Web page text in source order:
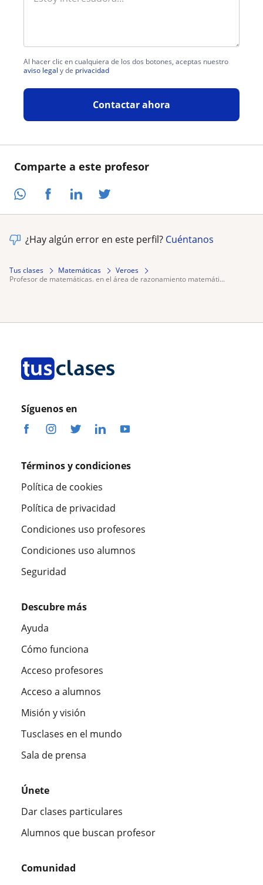
Comparte a este profesor
Al hacer clic en cualquiera de los dos botones, aceptas nuestro
aviso legal y de privacidad
Contactar ahora
¿Hay algún error en este perfil? Cuéntanos
Tus clases Matemáticas
Veroes
profesor de matemáticas. en el área de razonamiento matemáti...
Síguenos en
Términos y condiciones
Política de cookies
Política de privacidad
Condiciones uso profesores
Condiciones uso alumnos
Seguridad
Descubre más
Ayuda
Cómo funciona
Acceso profesores
Acceso a alumnos
Misión y visión
Tusclases en el mundo
Sala de prensa
Únete
Dar clases particulares
Alumnos que buscan profesor
Comunidad